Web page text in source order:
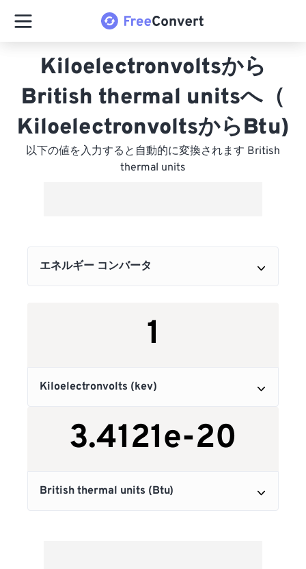
Kiloelectronvoltsから
British thermal unitsへ（
KiloelectronvoltsからBtu)
以下の値を入力すると自動的に変換されます British
thermal units